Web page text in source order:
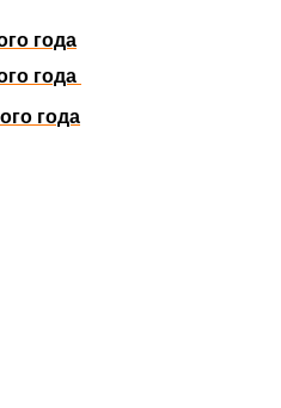
года
года
года